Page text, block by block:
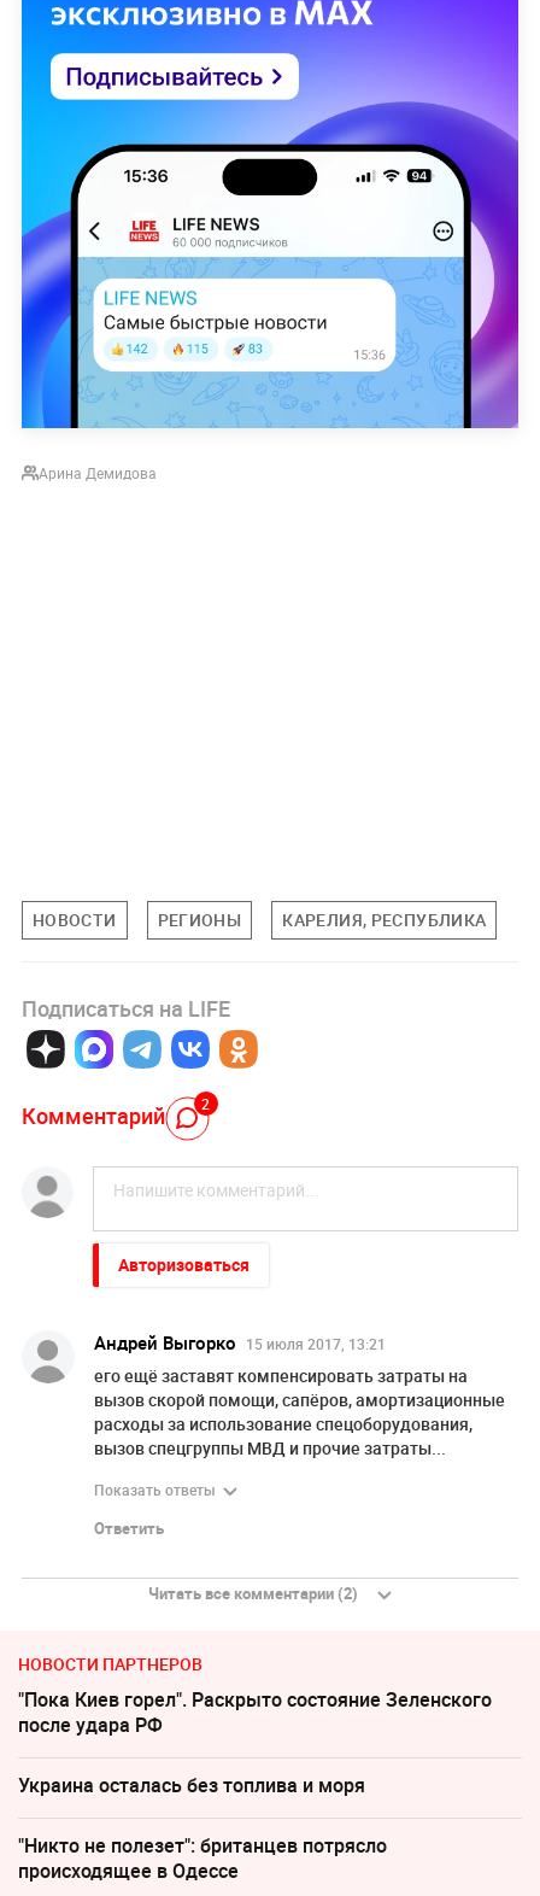
Арина Демидова
НОВОСТИ РЕГИОНЫ КАРЕЛИЯ, РЕСПУБЛИКА
Подписаться на LIFE
Комментарий 2
Авторизоваться
Андрей Выгорко 15 июля 2017, 13:21
его ещё заставят компенсировать затраты на
вызов скорой помощи, сапёров, амортизационные
расходы за использование спецоборудования,
вызов спецгруппы МВД и прочие затраты...
Показать ответы
Ответить
Читать все комментарии (2)
НОВОСТИ ПАРТНЕРОВ
"Пока Киев горел". Раскрыто состояние Зеленского
после удара РФ
Украина осталась без топлива и моря
"Никто не полезет": британцев потрясло
происходящее в Одессе